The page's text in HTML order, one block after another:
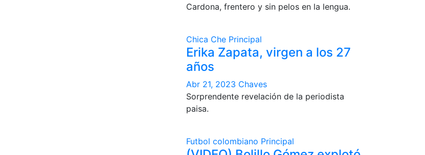
Cardona, frentero y sin pelos en la lengua.
Chica Che Principal
Erika Zapata, virgen a los 27
años
Abr 21, 2023 Chaves
Sorprendente revelación de la periodista
paisa.
Futbol colombiano Principal